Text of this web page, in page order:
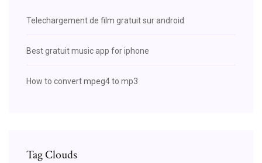
Telechargement de film gratuit sur android
Best gratuit music app for iphone
How to convert mpeg4 to mp3
Tag Clouds